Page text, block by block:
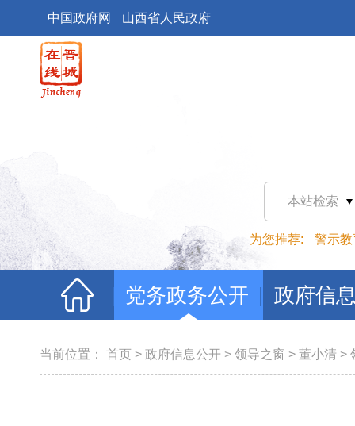
中国政府网 山西省人民政府
本站检索
为您推荐: 警示教
党务政务公开 政府信
当前位置： 首页 > 政府信息公开 > 领导之窗 > 董小清 >